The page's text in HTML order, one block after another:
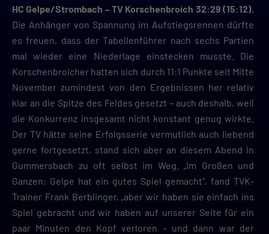
HC Gelpe/Strombach – TV Korschenbroich 32:29 (15:12).
Die Anhänger von Spannung im Aufstiegsrennen dürfte
es freuen, dass der Tabellenführer nach sechs Partien
mal wieder eine Niederlage einstecken musste. Die
Korschenbroicher hatten sich durch 11:1 Punkte seit Mitte
November zumindest von den Ergebnissen her relativ
klar an die Spitze des Feldes gesetzt – auch deshalb, weil
die Konkurrenz insgesamt nicht konstant genug wirkte.
Der TV hätte seine Erfolgsserie vermutlich auch liebend
gerne fortgesetzt, stand sich aber an diesem Abend in
Gummersbach zu oft selbst im Weg. „Im Großen und
Ganzen: Gelpe hat ein gutes Spiel gemacht“, fand TVK-
Trainer Frank Berblinger, „aber wir haben sie einfach ins
Spiel gebracht und wir haben auf unserer Seite für ein
paar Minuten den Kopf verloren – und dann war der